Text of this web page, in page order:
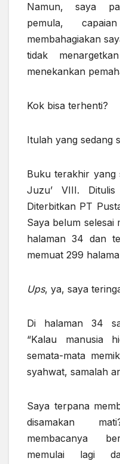
Namun, saya
pemula,
membahagiakan
tidak
menekankan
Kok bisa terhenti?
Itulah yang sedang
Buku terakhir yang
Juzu’ VIII.
Diterbitkan PT
Saya belum selesai
halaman 34 dan
memuat 299
Ups, ya, saya
Di halaman 34
“Kalau manusia
semata-mata
syahwat, samalah
Saya terpana
disamakan
membacanya
memulai lagi